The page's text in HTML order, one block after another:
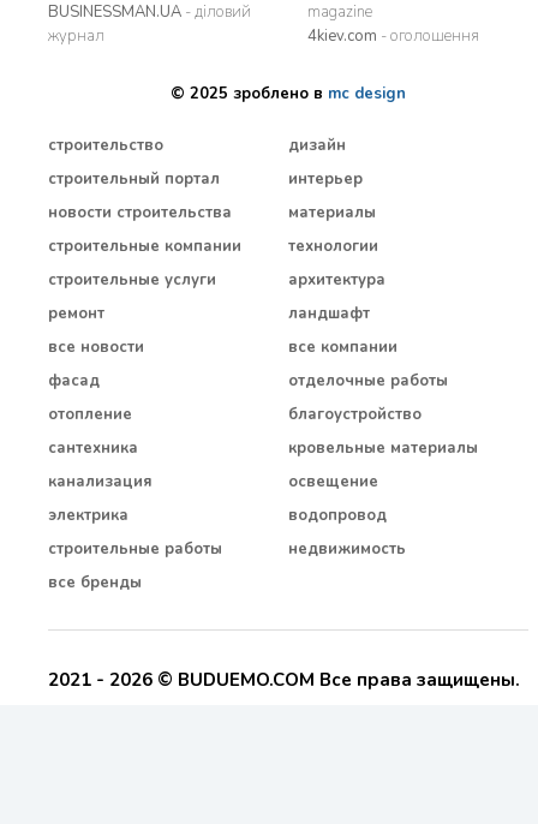
BUSINESSMAN.UA - діловий
журнал
magazine
4kiev.com - оголошення
© 2025 зроблено в mc design
строительство
строительный портал
новости строительства
строительные компании
строительные услуги
ремонт
все новости
дизайн
интерьер
материалы
технологии
архитектура
ландшафт
все компании
фасад
отопление
сантехника
канализация
электрика
строительные работы
все бренды
отделочные работы
благоустройство
кровельные материалы
освещение
водопровод
недвижимость
2021 - 2026 © BUDUEMO.COM Все права защищены.